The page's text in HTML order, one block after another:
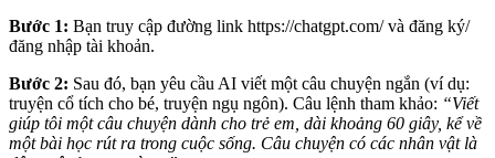
Bước 1: Bạn truy cập đường link https://chatgpt.com/và đăng ký/
đăng nhập tài khoản.
Bước 2: Sau đó, bạn yêu cầu AI viết một câu chuyện ngắn (ví dụ:
truyện cổ tích cho bé, truyện ngụ ngôn). Câu lệnh tham khảo: “Viết
giúp tôi một câu chuyện dành cho trẻ em, dài khoảng 60 giây, kể về
một bài học rút ra trong cuộc sống. Câu chuyện có các nhân vật là